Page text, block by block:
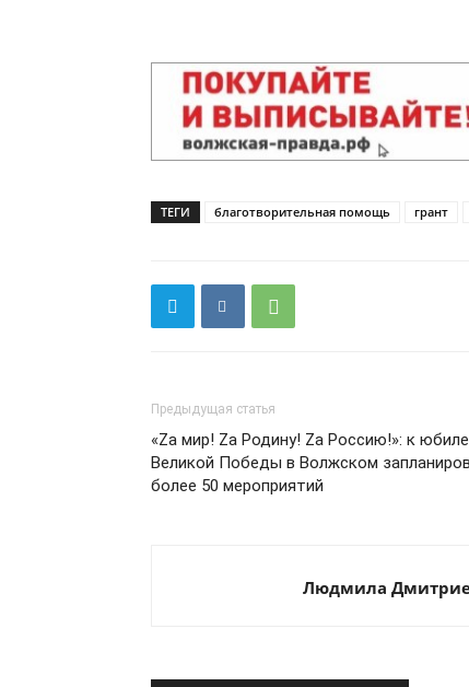
ТЕГИ благотворительная помощь грант
Предыдущая статья
«Zа мир! Zа Родину! Zа Россию!»: к
Великой Победы в Волжском
более 50 мероприятий
Людмила